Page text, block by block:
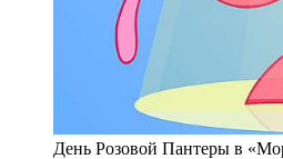
День Розовой Пантеры в